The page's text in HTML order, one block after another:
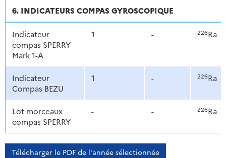
6. INDICATEURS COMPAS GYROSCOPIQUE
Indicateur
compas SPERRY
Mark 1-A
1 - 226Ra
Indicateur
Compas BEZU
1 - 226Ra
Lot morceaux
compas SPERRY
- - 226Ra
Télécharger le PDF de l'année sélectionnée